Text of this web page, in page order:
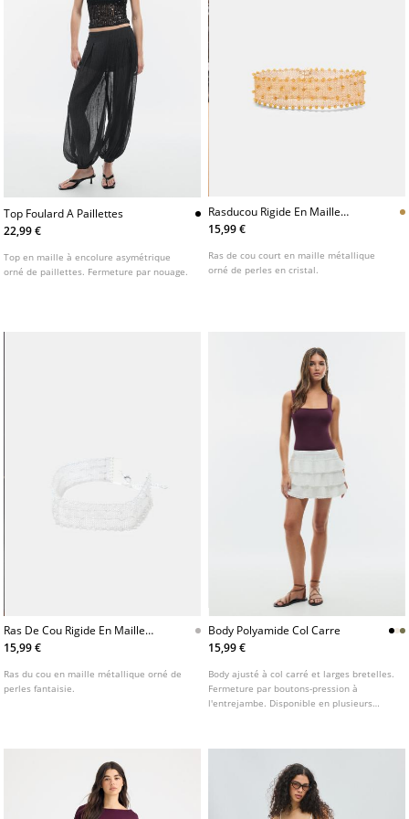
Top Foulard A Paillettes
22,99 €
Top en maille à encolure asymétrique
orné de paillettes. Fermeture par nouage.
Rasducou Rigide En Maille
Metallique
15,99 €
Ras de cou court en maille métallique
orné de perles en cristal.
Ras De Cou Rigide En Maille
Metallique
15,99 €
Ras du cou en maille métallique orné de
perles fantaisie.
Body Polyamide Col Carre
15,99 €
Body ajusté à col carré et larges bretelles.
Fermeture par boutons-pression à
l'entrejambe. Disponible en plusieurs